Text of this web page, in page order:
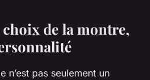
de la montre,
n’est pas seulement un